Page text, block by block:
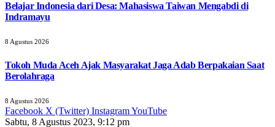
Belajar Indonesia dari Desa: Mahasiswa Taiwan Mengabdi di
Indramayu
8 Agustus 2026
Tokoh Muda Aceh Ajak Masyarakat Jaga Adab Berpakaian Saat
Berolahraga
8 Agustus 2026
Facebook X (Twitter) InstagramYouTube
Sabtu, 8 Agustus 2023, 9:12 pm